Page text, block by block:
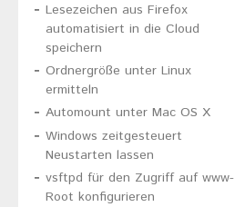
Lesezeichen aus Firefox
automatisiert in die Cloud
speichern
Ordnergröße unter Linux
ermitteln
Automount unter Mac OS X
Windows zeitgesteuert
Neustarten lassen
vsftpd für den Zugriff auf www-
Root konfigurieren